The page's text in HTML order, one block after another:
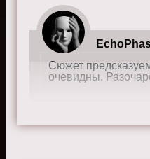
Сюжет
очевидны.